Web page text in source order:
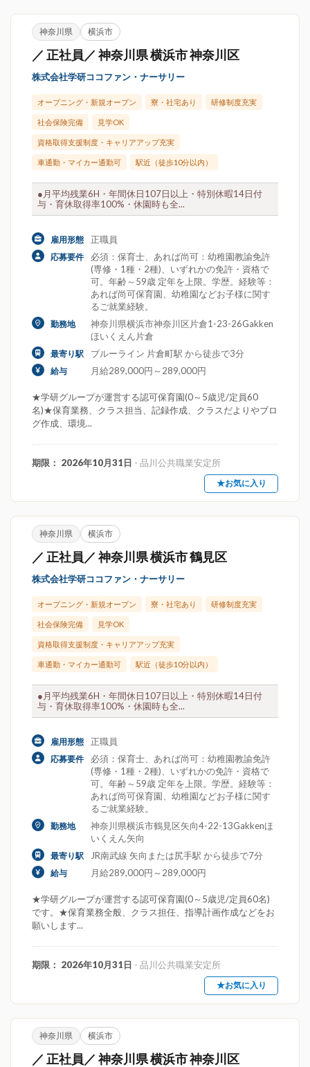
神奈川県 横浜市
／ 正社員／ 神奈川県 横浜市 神奈川区
株式会社学研ココファン・ナーサリー
オープニング・新規オープン 寮・社宅あり 研修制度充実
社会保険完備 見学OK
資格取得支援制度・キャリアアップ充実
車通勤・マイカー通勤可 駅近（徒歩10分以内）
●月平均残業6H・年間休日107日以上・特別休暇14日付
与・育休取得率100%・休園時も全...
雇用形態 正職員
応募要件
必須：保育士、あれば尚可：幼稚園教諭免許
(専修・1種・2種)、いずれかの免許・資格で
可。年齢～59歳 定年を上限。学歴。経験等：
あれば尚可保育園、幼稚園などお子様に関す
るご就業経験。
勤務地
神奈川県横浜市神奈川区片倉1-23-26Gakken
ほいくえん片倉
最寄り駅 ブルーライン 片倉町駅 から徒歩で3分
給与 月給289,000円～289,000円
★学研グループが運営する認可保育園(0～5歳児/定員60
名)★保育業務、クラス担当、記録作成、クラスだよりやブロ
グ作成、環境...
期限： 2026年10月31日 - 品川公共職業安定所
★お気に入り
神奈川県 横浜市
／ 正社員／ 神奈川県 横浜市 鶴見区
株式会社学研ココファン・ナーサリー
オープニング・新規オープン 寮・社宅あり 研修制度充実
社会保険完備 見学OK
資格取得支援制度・キャリアアップ充実
車通勤・マイカー通勤可 駅近（徒歩10分以内）
●月平均残業6H・年間休日107日以上・特別休暇14日付
与・育休取得率100%・休園時も全...
雇用形態 正職員
応募要件
必須：保育士、あれば尚可：幼稚園教諭免許
(専修・1種・2種)、いずれかの免許・資格で
可。年齢～59歳 定年を上限。学歴。経験等：
あれば尚可保育園、幼稚園などお子様に関す
るご就業経験。
勤務地
神奈川県横浜市鶴見区矢向4-22-13Gakkenほ
いくえん矢向
最寄り駅 JR南武線 矢向または尻手駅 から徒歩で7分
給与 月給289,000円～289,000円
★学研グループが運営する認可保育園(0～5歳児/定員60名)
です。★保育業務全般、クラス担任、指導計画作成などをお
願いします...
期限： 2026年10月31日 - 品川公共職業安定所
★お気に入り
神奈川県 横浜市
／ 正社員／ 神奈川県 横浜市 神奈川区